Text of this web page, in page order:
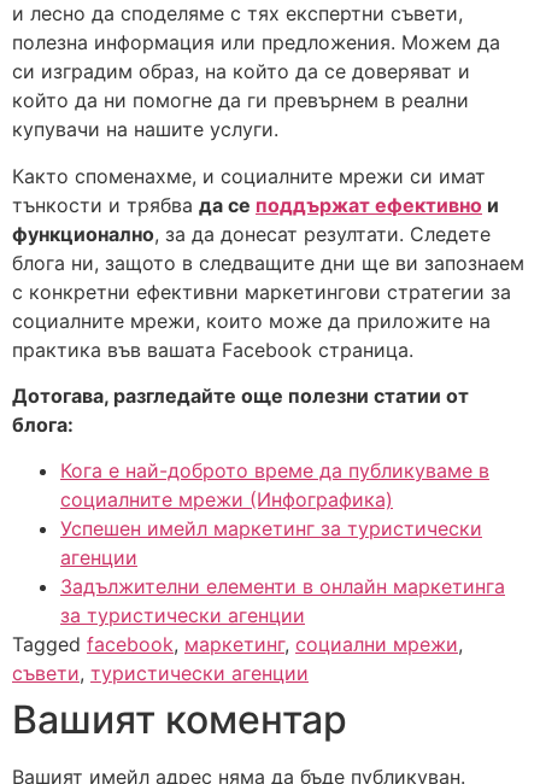
и лесно да споделяме с тях експертни съвети,
полезна информация или предложения. Можем да
си изградим образ, на който да се доверяват и
който да ни помогне да ги превърнем в реални
купувачи на нашите услуги.
Както споменахме, и социалните мрежи си имат
тънкости и трябва да се поддържат ефективно и
функционално, за да донесат резултати. Следете
блога ни, защото в следващите дни ще ви запознаем
с конкретни ефективни маркетингови стратегии за
социалните мрежи, които може да приложите на
практика във вашата Facebook страница.
Дотогава, разгледайте още полезни статии от
блога:
Кога е най-доброто време да публикуваме в
социалните мрежи (Инфографика)
Успешен имейл маркетинг за туристически
агенции
Задължителни елементи в онлайн маркетинга
за туристически агенции
Tagged facebook, маркетинг, социални мрежи,
съвети, туристически агенции
Вашият коментар
Вашият имейл адрес няма да бъде публикуван.